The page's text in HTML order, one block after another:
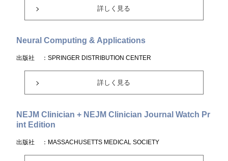
詳しく見る
Neural Computing & Applications
出版社 ：SPRINGER DISTRIBUTION CENTER
詳しく見る
NEJM Clinician + NEJM Clinician Journal Watch Pr
int Edition
出版社 ：MASSACHUSETTS MEDICAL SOCIETY